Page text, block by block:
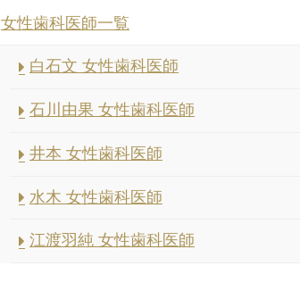
女性歯科医師一覧
白石文 女性歯科医師
石川由果 女性歯科医師
井本 女性歯科医師
水木 女性歯科医師
江渡羽純 女性歯科医師